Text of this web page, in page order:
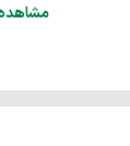
مشاهده